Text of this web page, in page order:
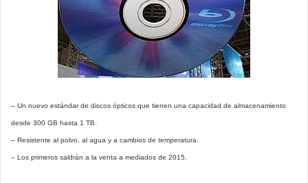
– Un nuevo estándar de discos ópticos que tienen una capacidad de almacenamiento
desde 300 GB hasta 1 TB.
– Resistente al polvo, al agua y a cambios de temperatura.
– Los primeros saldrán a la venta a mediados de 2015.